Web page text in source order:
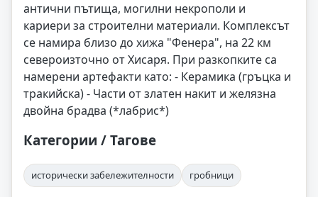
антични пътища, могилни некрополи и
кариери за строителни материали. Комплексът
се намира близо до хижа "Фенера", на 22 км
североизточно от Хисаря. При разкопките са
намерени артефакти като: - Керамика (гръцка и
тракийска) - Части от златен накит и желязна
двойна брадва (*лабрис*)
Категории / Тагове
исторически забележителности гробници